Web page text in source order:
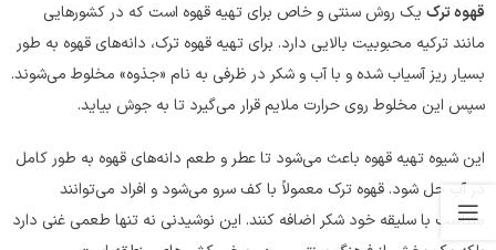
قهوه ترک یک روش سنتی و خاص برای تهیه قهوه است که در کشورهایی
مانند ترکیه محبوبیت بالایی دارد. برای تهیه قهوه ترک، دانه‌های قهوه به طور
بسیار ریز آسیاب شده و با آب و شکر در ظرفی به نام «جذوه» مخلوط می‌شوند.
سپس این مخلوط روی حرارت ملایم قرار می‌گیرد تا به جوش بیاید.
این شیوه تهیه قهوه باعث می‌شود تا عطر و طعم دانه‌های قهوه به طور کامل
در آب حل شود. قهوه ترک معمولاً با کف سرو می‌شود و افراد می‌توانند
متناسب با سلیقه خود شکر اضافه کنند. این نوشیدنی نه تنها طعمی غنی دارد